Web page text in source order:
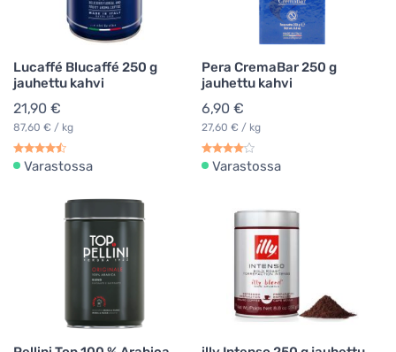
Lucaffé Blucaffé 250 g
jauhettu kahvi
21,90 €
87,60 € / kg
Varastossa
Pera CremaBar 250 g
jauhettu kahvi
6,90 €
27,60 € / kg
Varastossa